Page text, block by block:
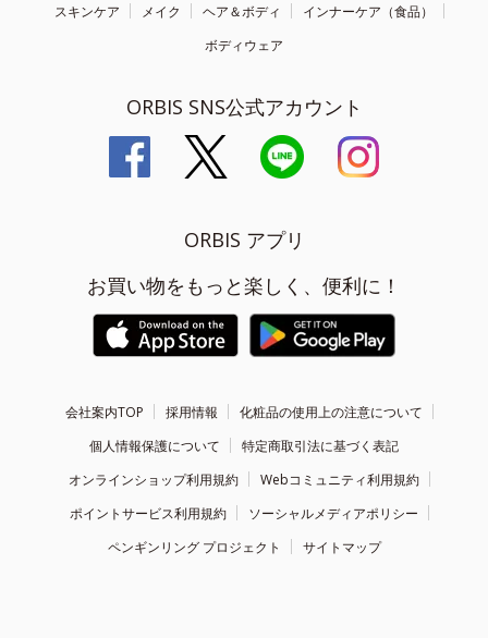
スキンケア メイク ヘア＆ボディ
インナーケア（食品）
ボディウェア
ORBIS SNS公式アカウント
ORBIS アプリ
お買い物をもっと楽しく、便利に！
会社案内TOP 採用情報
化粧品の使用上の注意について
個人情報保護について
特定商取引法に基づく表記
オンラインショップ利用規約
Webコミュニティ利用規約
ポイントサービス利用規約
ソーシャルメディアポリシー
ペンギンリング プロジェクト
サイトマップ